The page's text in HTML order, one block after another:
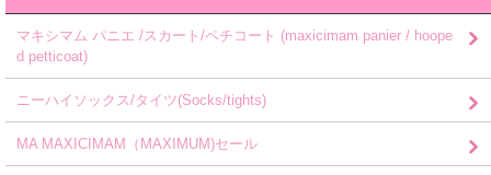
マキシマム パニエ /スカート/ペチコート (maxicimam panier / hoope
d petticoat)
ニーハイソックス/タイツ(Socks/tights)
MA MAXICIMAM（MAXIMUM)セール